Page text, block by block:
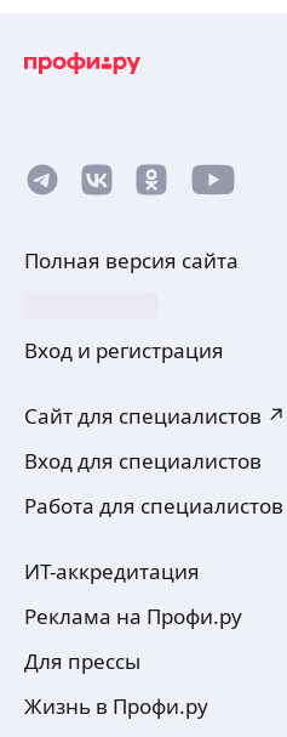
Полная версия сайта
Вход и регистрация
Сайт для специалистов ↗
Вход для специалистов
Работа для специалистов
ИТ-аккредитация
Реклама на Профи.ру
Для прессы
Жизнь в Профи.ру